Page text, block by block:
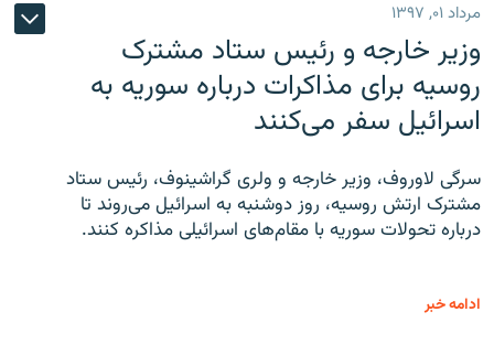
مرداد ۰۱, ۱۳۹۷
وزیر خارجه و رئیس‌ ستاد مشترک
روسیه برای مذاکرات درباره سوریه به
اسرائیل سفر می‌کنند
سرگی لاوروف، وزیر خارجه و ولری گراشینوف، رئیس ستاد
مشترک ارتش روسیه، روز دوشنبه به اسرائیل می‌روند تا
درباره تحولات سوریه با مقام‌های اسرائیلی مذاکره کنند.
ادامه خبر